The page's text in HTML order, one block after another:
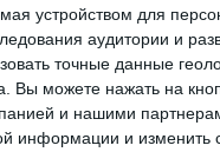
устройством для
аудитории и
точные данные
Вы можете нажать на
и нашими
информации и изменить